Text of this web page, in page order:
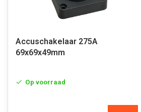
Accuschakelaar 275A
69x69x49mm
Op voorraad